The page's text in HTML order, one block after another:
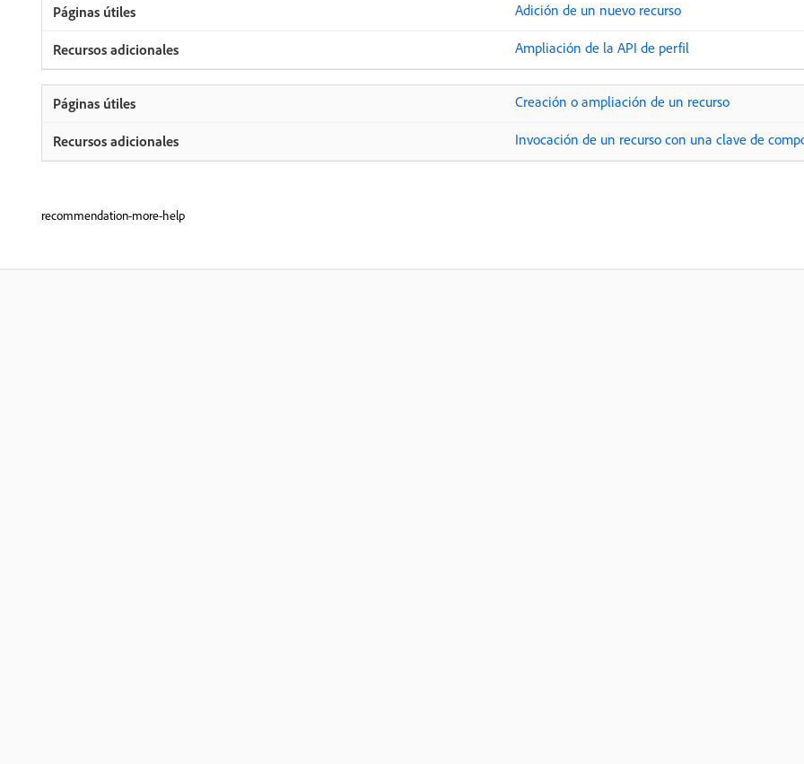
Adición de un nuevo recurso
Ampliación de la API de perfil
Creación o ampliación de un recurso
Invocación de un recurso con una clave de
recommendation-more-help